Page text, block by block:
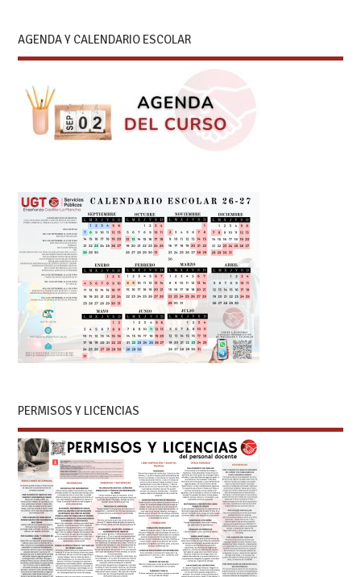
AGENDA Y CALENDARIO ESCOLAR
PERMISOS Y LICENCIAS